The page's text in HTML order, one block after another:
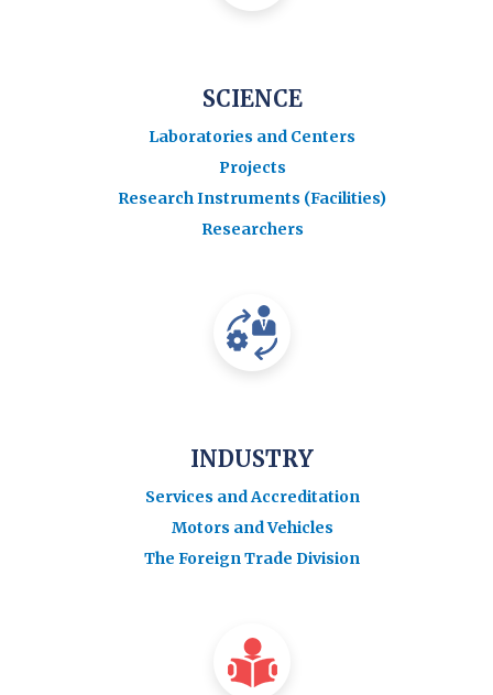
SCIENCE
Laboratories and Centers
Projects
Research Instruments (Facilities)
Researchers
INDUSTRY
Services and Accreditation
Motors and Vehicles
The Foreign Trade Division